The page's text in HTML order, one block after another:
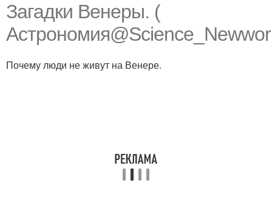
Загадки Венеры. (
Почему люди не живут на Венере.